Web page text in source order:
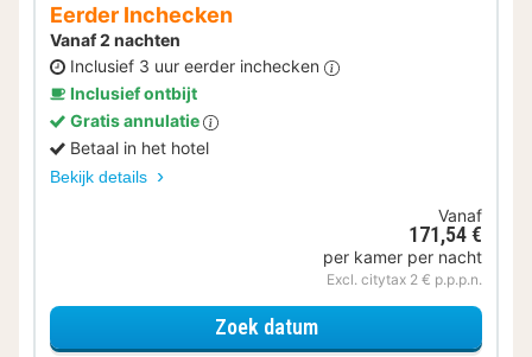
Eerder Inchecken
Vanaf 2 nachten
Inclusief 3 uur eerder inchecken
Inclusief ontbijt
Gratis annulatie
Betaal in het hotel
Bekijk details
Vanaf
171,54 €
per kamer per nacht
Excl. citytax 2 € p.p.p.n.
Zoek datumvoor Eerder Inchecken